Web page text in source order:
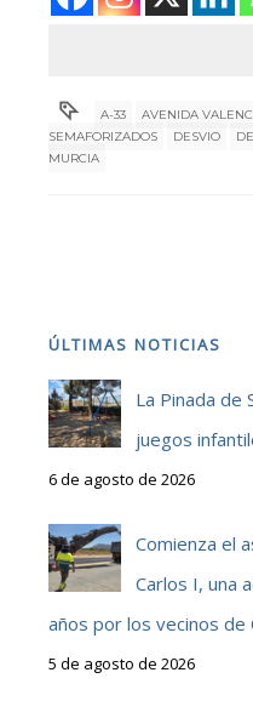
A-33 AVENIDA
SEMAFORIZADOS
DESVIO
MURCIA
ÚLTIMAS NOTICIAS
La Pinada de
juegos
6 de agosto de 2026
Comienza el
Carlos I, una
años por los vecinos de
5 de agosto de 2026